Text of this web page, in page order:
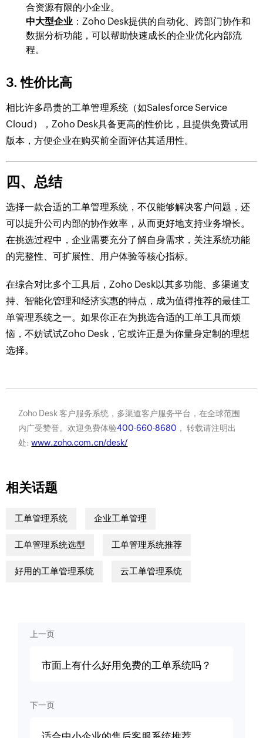
合资源有限的小企业。
中大型企业 ：Zoho Desk提供的自动化、跨部门协作和
数据分析功能，可以帮助快速成长的企业优化内部流
程。
3.性价比高
相比许多昂贵的工单管理系统（如Salesforce Service
Cloud），Zoho Desk具备更高的性价比，且提供免费试用
版本，方便企业在购买前全面评估其适用性。
四、总结
选择一款合适的工单管理系统，不仅能够解决客户问题，还
可以提升公司内部的协作效率，从而更好地支持业务增长。
在挑选过程中，企业需要充分了解自身需求，关注系统功能
的完整性、可扩展性、用户体验等核心指标。
在综合对比多个工具后，Zoho Desk以其多功能、多渠道支
持、智能化管理和经济实惠的特点，成为值得推荐的最佳工
单管理系统之一。如果你正在为挑选合适的工单工具而烦
恼，不妨试试Zoho Desk，它或许正是为你量身定制的理想
选择。
Zoho Desk 客户服务系统，多渠道客户服务平台，在全球范围
内广受赞誉。欢迎免费体验400-660-8680 ， 转载请注明出
处:www.zoho.com.cn/desk/
相关话题
工单管理系统 企业工单管理
工单管理系统选型 工单管理系统推荐
好用的工单管理系统 云工单管理系统
上一页
市面上有什么好用免费的工单系统吗？
下一页